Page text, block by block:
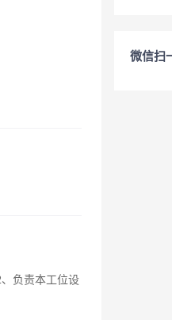
负责本工位设
微信扫